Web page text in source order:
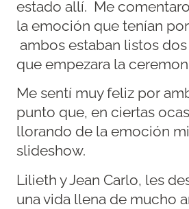
estado allí. Me
la emoción que tenían
ambos estaban listos
que empezara la
Me sentí muy feliz por
punto que, en ciertas
llorando de la emoción
slideshow.
Lilieth y Jean Carlo, les
una vida llena de mucho